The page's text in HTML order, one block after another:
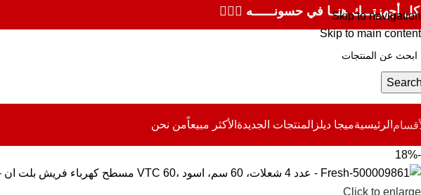
Skip to navigation
Skip to main content
كل أجهزتـــك هنــا في حسونــــــه ✌🏻✨
الرئيسيةميجا ديلز المنتجات الجديدة الأكثر مبيعاًمن نحن
-18%
Click to enlarge